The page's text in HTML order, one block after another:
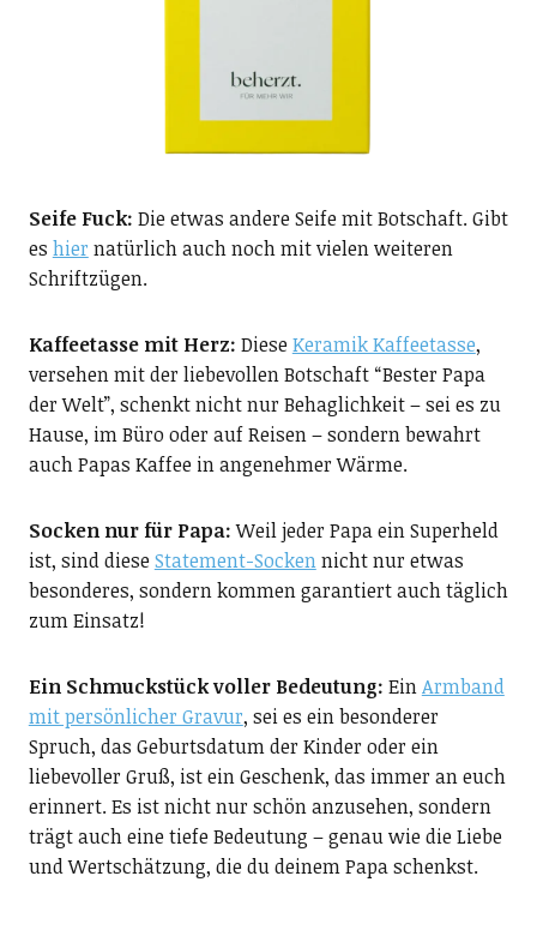
Seife Fuck: Die etwas andere Seife mit Botschaft. Gibt
es hier natürlich auch noch mit vielen weiteren
Schriftzügen.
Kaffeetasse mit Herz: DieseKeramik Kaffeetasse,
versehen mit der liebevollen Botschaft “Bester Papa
der Welt”, schenkt nicht nur Behaglichkeit – sei es zu
Hause, im Büro oder auf Reisen – sondern bewahrt
auch Papas Kaffee in angenehmer Wärme.
Socken nur für Papa:Weil jeder Papa ein Superheld
ist, sind dieseStatement-Sockennicht nur etwas
besonderes, sondern kommen garantiert auch täglich
zum Einsatz!
Ein Schmuckstück voller Bedeutung: EinArmband
mit persönlicher Gravur, sei es ein besonderer
Spruch, das Geburtsdatum der Kinder oder ein
liebevoller Gruß, ist ein Geschenk, das immer an euch
erinnert. Es ist nicht nur schön anzusehen, sondern
trägt auch eine tiefe Bedeutung – genau wie die Liebe
und Wertschätzung, die du deinem Papa schenkst.